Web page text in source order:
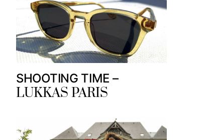
SHOOTING TIME –
LUKKAS PARIS